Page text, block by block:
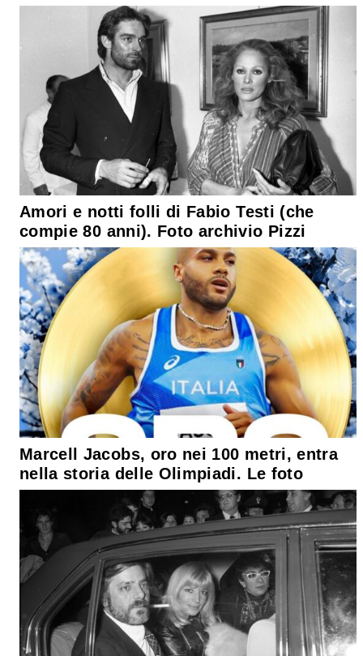
Amori e notti folli di Fabio Testi (che
compie 80 anni). Foto archivio Pizzi
Marcell Jacobs, oro nei 100 metri, entra
nella storia delle Olimpiadi. Le foto